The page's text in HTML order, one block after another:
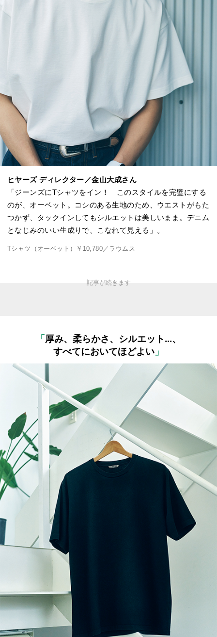
ヒヤーズ ディレクター／金山大成さん
「ジーンズにTシャツをイン！ このスタイルを完璧にする
のが、オーベット。コシのある生地のため、ウエストがもた
つかず、タックインしてもシルエットは美しいまま。デニム
となじみのいい生成りで、こなれて見える」。
Tシャツ（オーベット）￥10,780／ラウムス
「 厚み、柔らかさ、シルエット...、
すべてにおいてほどよい 」